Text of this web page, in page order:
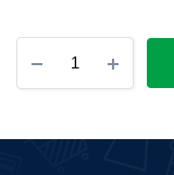
пылесос
с